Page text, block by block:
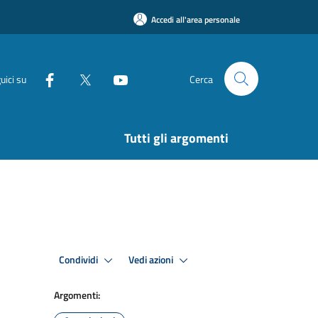
Accedi all'area personale
su Cerca
Tutti gli argomenti
Condividi Vedi azioni
Argomenti: